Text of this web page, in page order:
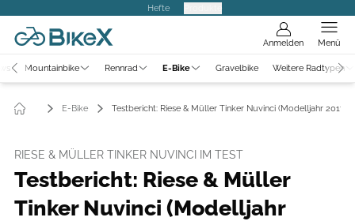
Hefte
Anmelden Menü
Mountainbike Rennrad E-Bike Gravelbike Weitere Radtypen
E-Bike Testbericht: Riese & Müller Tinker Nuvinci (Modelljahr 2017)
RIESE & MÜLLER TINKER NUVINCI IM TEST
Testbericht: Riese & Müller
Tinker Nuvinci (Modelljahr